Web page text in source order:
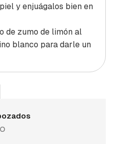
y enjuágalos bien en
de zumo de limón al
blanco para darle un